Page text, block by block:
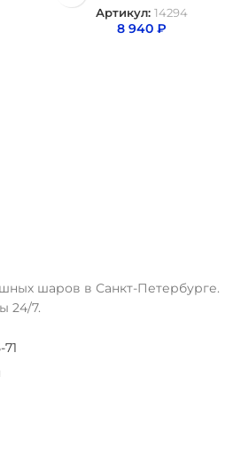
Артикул: 14294
8 940 ₽
шаров в Санкт-Петербурге.
24/7.